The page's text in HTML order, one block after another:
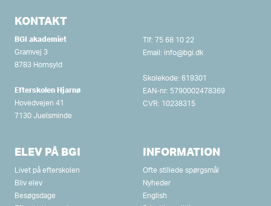
KONTAKT
BGI akademiet
Gramvej 3
8783 Hornsyld
Efterskolen Hjarnø
Hovedvejen 41
7130 Juelsminde
Tlf: 75 68 10 22
Email: info@bgi.dk
Skolekode: 619301
EAN-nr: 5790002478369
CVR: 10238315
ELEV PÅ BGI
Livet på efterskolen
Bliv elev
Besøgsdage
INFORMATION
Ofte stillede spørgsmål
Nyheder
English